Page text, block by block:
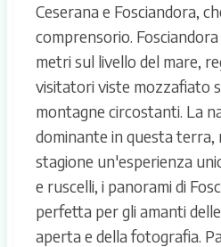
Ceserana e Fosciandora,
comprensorio.
metri sul livello del mare,
visitatori viste mozzafiato
montagne circostanti. La
dominante in questa terra,
stagione un'esperienza
e ruscelli, i panorami di
perfetta per gli amanti
aperta e della fotografia.